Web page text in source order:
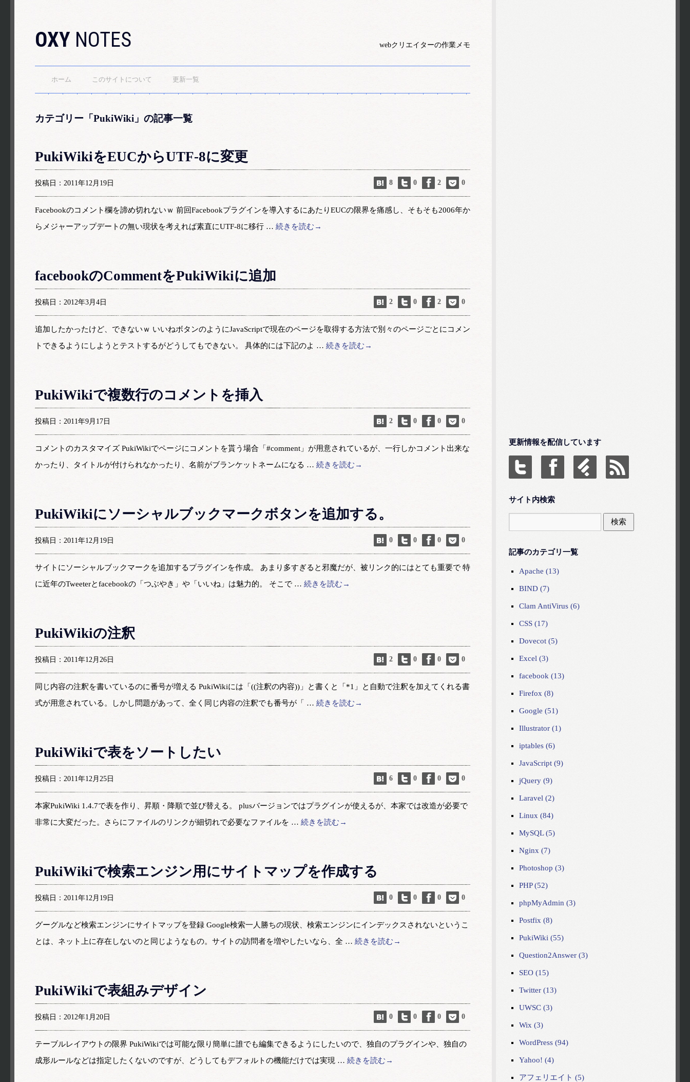
OXY NOTES webクリエイターの作業メモ
ホーム このサイトについて 更新一覧
カテゴリー「PukiWiki」の記事一覧
PukiWikiをEUCからUTF-8に変更
投稿日：2011年12月19日 8 0 2 0
Facebookのコメント欄を諦め切れないｗ 前回Facebookプラグインを導入するにあたりEUCの限界を痛感し、そもそも2006年か
らメジャーアップデートの無い現状を考えれば素直にUTF-8に移行 … 続きを読む→
facebookのCommentをPukiWikiに追加
投稿日：2012年3月4日 2 0 2 0
追加したかったけど、できないｗ いいねボタンのようにJavaScriptで現在のページを取得する方法で別々のページごとにコメン
トできるようにしようとテストするがどうしてもできない。 具体的には下記のよ … 続きを読む→
PukiWikiで複数行のコメントを挿入
投稿日：2011年9月17日 2 0 0 0
コメントのカスタマイズ PukiWikiでページにコメントを貰う場合「#comment」が用意されているが、一行しかコメント出来な
かったり、タイトルが付けられなかったり、名前がブランケットネームになる … 続きを読む→
PukiWikiにソーシャルブックマークボタンを追加する。
投稿日：2011年12月19日 0 0 0 0
サイトにソーシャルブックマークを追加するプラグインを作成。 あまり多すぎると邪魔だが、被リンク的にはとても重要で 特
に近年のTweeterとfacebookの「つぶやき」や「いいね」は魅力的。 そこで … 続きを読む→
PukiWikiの注釈
投稿日：2011年12月26日 2 0 0 0
同じ内容の注釈を書いているのに番号が増える PukiWikiには「((注釈の内容))」と書くと「*1」と自動で注釈を加えてくれる書
式が用意されている。しかし問題があって、全く同じ内容の注釈でも番号が「 … 続きを読む→
PukiWikiで表をソートしたい
投稿日：2011年12月25日 6 0 0 0
本家PukiWiki 1.4.7で表を作り、昇順・降順で並び替える。 plusバージョンではプラグインが使えるが、本家では改造が必要で
非常に大変だった。さらにファイルのリンクが細切れで必要なファイルを … 続きを読む→
PukiWikiで検索エンジン用にサイトマップを作成する
投稿日：2011年12月19日 0 0 0 0
グーグルなど検索エンジンにサイトマップを登録 Google検索一人勝ちの現状、検索エンジンにインデックスされないというこ
とは、ネット上に存在しないのと同じようなもの。サイトの訪問者を増やしたいなら、全 … 続きを読む→
PukiWikiで表組みデザイン
投稿日：2012年1月20日 0 0 0 0
テーブルレイアウトの限界 PukiWikiでは可能な限り簡単に誰でも編集できるようにしたいので、独自のプラグインや、独自の
成形ルールなどは指定したくないのですが、どうしてもデフォルトの機能だけでは実現 … 続きを読む→
更新情報を配信しています
サイト内検索
記事のカテゴリ一覧
Apache (13)
BIND (7)
Clam AntiVirus (6)
CSS (17)
Dovecot (5)
Excel (3)
facebook (13)
Firefox (8)
Google (51)
Illustrator (1)
iptables (6)
JavaScript (9)
jQuery (9)
Laravel (2)
Linux (84)
MySQL (5)
Nginx (7)
Photoshop (3)
PHP (52)
phpMyAdmin (3)
Postfix (8)
PukiWiki (55)
Question2Answer (3)
SEO (15)
Twitter (13)
UWSC (3)
Wix (3)
WordPress (94)
Yahoo! (4)
アフェリエイト (5)